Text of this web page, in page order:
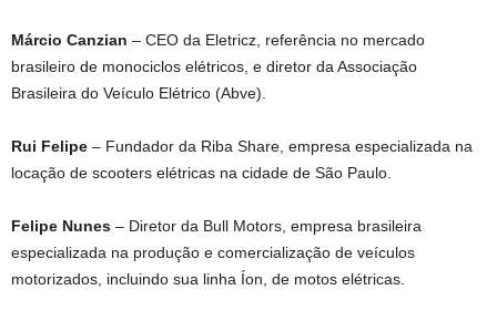
Márcio Canzian – CEO da Eletricz, referência no mercado
brasileiro de monociclos elétricos, e diretor da Associação
Brasileira do Veículo Elétrico (Abve).
Rui Felipe – Fundador da Riba Share, empresa especializada na
locação de scooters elétricas na cidade de São Paulo.
Felipe Nunes – Diretor da Bull Motors, empresa brasileira
especializada na produção e comercialização de veículos
motorizados, incluindo sua linha Íon, de motos elétricas.